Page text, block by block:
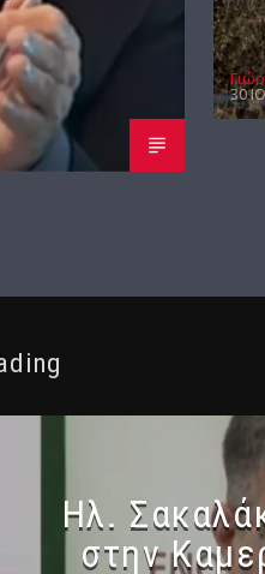
30
Ηλ.
στην